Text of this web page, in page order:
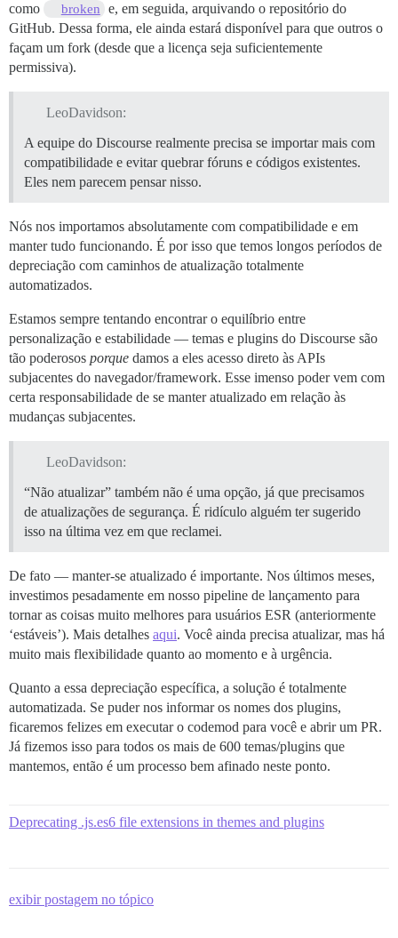
como
broken
e, em seguida, arquivando o repositório do
GitHub. Dessa forma, ele ainda estará disponível para que outros o
façam um fork (desde que a licença seja suficientemente
permissiva).
LeoDavidson:
A equipe do Discourse realmente precisa se importar mais com
compatibilidade e evitar quebrar fóruns e códigos existentes.
Eles nem parecem pensar nisso.
Nós nos importamos absolutamente com compatibilidade e em
manter tudo funcionando. É por isso que temos longos períodos de
depreciação com caminhos de atualização totalmente
automatizados.
Estamos sempre tentando encontrar o equilíbrio entre
personalização e estabilidade — temas e plugins do Discourse são
tão poderosos porque damos a eles acesso direto às APIs
subjacentes do navegador/framework. Esse imenso poder vem com
certa responsabilidade de se manter atualizado em relação às
mudanças subjacentes.
LeoDavidson:
“Não atualizar” também não é uma opção, já que precisamos
de atualizações de segurança. É ridículo alguém ter sugerido
isso na última vez em que reclamei.
De fato — manter-se atualizado é importante. Nos últimos meses,
investimos pesadamente em nosso pipeline de lançamento para
tornar as coisas muito melhores para usuários ESR (anteriormente
‘estáveis’). Mais detalhes aqui. Você ainda precisa atualizar, mas há
muito mais flexibilidade quanto ao momento e à urgência.
Quanto a essa depreciação específica, a solução é totalmente
automatizada. Se puder nos informar os nomes dos plugins,
ficaremos felizes em executar o codemod para você e abrir um PR.
Já fizemos isso para todos os mais de 600 temas/plugins que
mantemos, então é um processo bem afinado neste ponto.
Deprecating .js.es6 file extensions in themes and plugins
exibir postagem no tópico